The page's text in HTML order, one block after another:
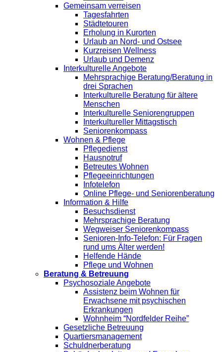
Gemeinsam verreisen
Tagesfahrten
Städtetouren
Erholung in Kurorten
Urlaub an Nord- und Ostsee
Kurzreisen Wellness
Urlaub und Demenz
Interkulturelle Angebote
Mehrsprachige Beratung/Beratung in
drei Sprachen
Interkulturelle Beratung für ältere
Menschen
Interkulturelle Seniorengruppen
Interkultureller Mittagstisch
Seniorenkompass
Wohnen & Pflege
Pflegedienst
Hausnotruf
Betreutes Wohnen
Pflegeeinrichtungen
Infotelefon
Online Pflege- und Seniorenberatung
Information & Hilfe
Besuchsdienst
Mehrsprachige Beratung
Wegweiser Seniorenkompass
Senioren-Info-Telefon: Für Fragen
rund ums Älter werden!
Helfende Hände
Pflege und Wohnen
Beratung & Betreuung
Psychosoziale Angebote
Assistenz beim Wohnen für
Erwachsene mit psychischen
Erkrankungen
Wohnheim “Nordfelder Reihe”
Gesetzliche Betreuung
Quartiersmanagement
Schuldnerberatung